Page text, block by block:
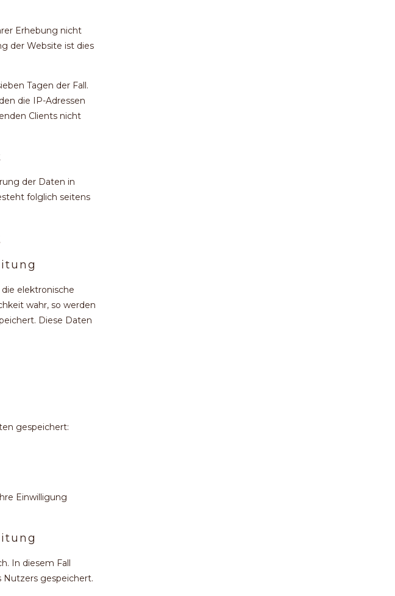
Erhebung nicht
der Website ist dies
Tagen der Fall.
die IP-Adressen
Clients nicht
der Daten in
folglich seitens
elektronische
wahr, so werden
Diese Daten
gespeichert:
Einwilligung
In diesem Fall
gespeichert.